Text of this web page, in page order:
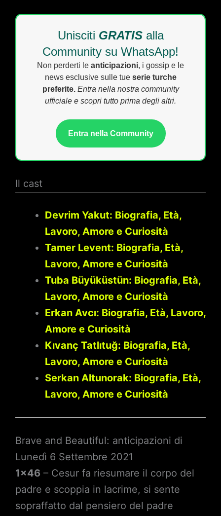
Unisciti GRATISalla
Community su WhatsApp!
Non perderti le anticipazioni, i gossip e le
news esclusive sulle tue serie turche
preferite. Entra nella nostra community
ufficiale e scopri tutto prima degli altri.
Entra nella Community
Il cast
Devrim Yakut: Biografia, Età,
Lavoro, Amore e Curiosità
Tamer Levent: Biografia, Età,
Lavoro, Amore e Curiosità
Tuba Büyüküstün: Biografia, Età,
Lavoro, Amore e Curiosità
Erkan Avcı: Biografia, Età, Lavoro,
Amore e Curiosità
Kıvanç Tatlıtuğ: Biografia, Età,
Lavoro, Amore e Curiosità
Serkan Altunorak: Biografia, Età,
Lavoro, Amore e Curiosità
Brave and Beautiful: anticipazioni di
Lunedì 6 Settembre 2021
1×46 – Cesur fa riesumare il corpo del
padre e scoppia in lacrime, si sente
sopraffatto dal pensiero del padre